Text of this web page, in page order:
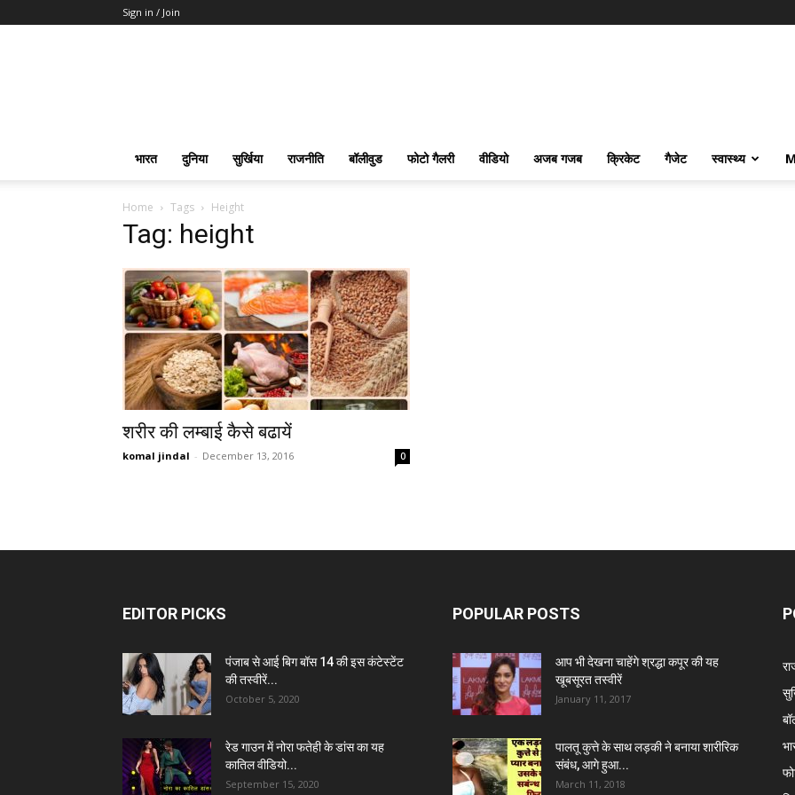
Sign in / Join
भारत दुनिया सुर्खिया राजनीति बॉलीवुड फोटो गैलरी वीडियो अजब गजब क्रिकेट गैजेट स्वास्थ्य
Home Tags Height
Tag: height
शरीर की लम्बाई कैसे बढायें
komal jindal - December 13, 2016 0
EDITOR PICKS
पंजाब से आई बिग बॉस 14 की इस कंटेस्टेंट
की तस्वीरें...
October 5, 2020
रेड गाउन में नोरा फतेही के डांस का यह
कातिल वीडियो...
September 15, 2020
POPULAR POSTS
आप भी देखना चाहेंगे श्रद्धा कपूर की यह
खूबसूरत तस्वीरें
January 11, 2017
पालतू कुत्ते के साथ लड़की ने बनाया शारीरिक
संबंध, आगे हुआ...
March 11, 2018